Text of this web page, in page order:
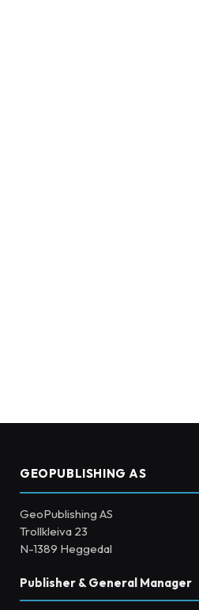
GEOPUBLISHING AS
GeoPublishing AS
Trollkleiva 23
N-1389 Heggedal
Publisher & General Manager